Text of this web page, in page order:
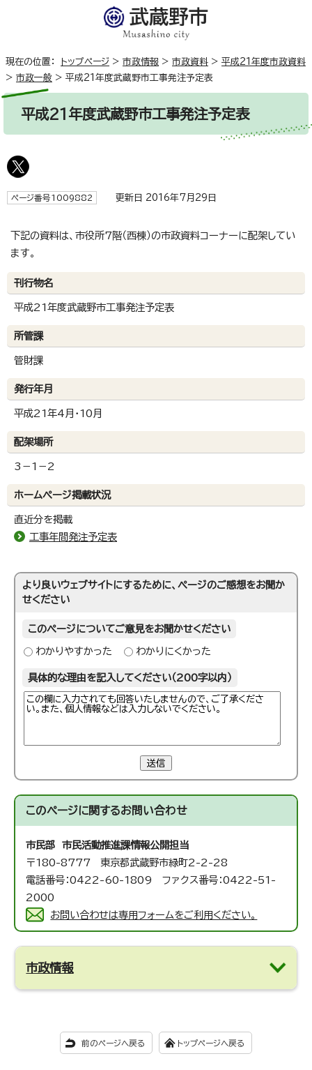
現在の位置： トップページ > 市政情報 > 市政資料 > 平成21年度市政資料
> 市政一般 > 平成21年度武蔵野市工事発注予定表
平成21年度武蔵野市工事発注予定表
ページ番号1009882 更新日 2016年7月29日
下記の資料は、市役所7階（西棟）の市政資料コーナーに配架してい
ます。
刊行物名
平成21年度武蔵野市工事発注予定表
所管課
管財課
発行年月
平成21年4月・10月
配架場所
3－1－2
ホームページ掲載状況
直近分を掲載
工事年間発注予定表
より良いウェブサイトにするために、ページのご感想をお聞か
せください
このページについてご意見をお聞かせください
わかりやすかった わかりにくかった
具体的な理由を記入してください（200字以内）
送信
このページに関するお問い合わせ
市民部 市民活動推進課情報公開担当
〒180-8777 東京都武蔵野市緑町2-2-28
電話番号：0422-60-1809 ファクス番号：0422-51-
2000
お問い合わせは専用フォームをご利用ください。
市政情報
前のページへ戻る トップページへ戻る